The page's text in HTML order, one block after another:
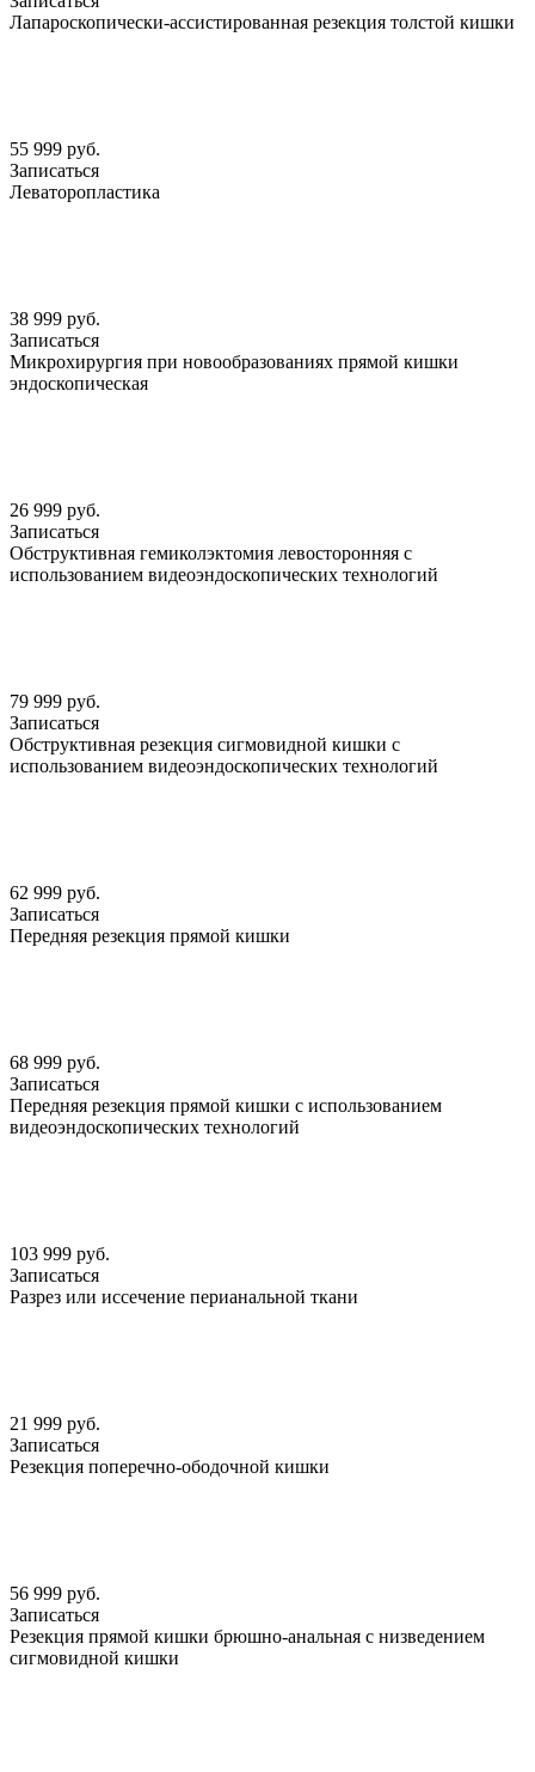
Лапароскопически-ассистированная резекция толстой кишки
55 999 руб.
Записаться
Леваторопластика
38 999 руб.
Записаться
Микрохирургия при новообразованиях прямой кишки
эндоскопическая
26 999 руб.
Записаться
Обструктивная гемиколэктомия левосторонняя с
использованием видеоэндоскопических технологий
79 999 руб.
Записаться
Обструктивная резекция сигмовидной кишки с
использованием видеоэндоскопических технологий
62 999 руб.
Записаться
Передняя резекция прямой кишки
68 999 руб.
Записаться
Передняя резекция прямой кишки с использованием
видеоэндоскопических технологий
103 999 руб.
Записаться
Разрез или иссечение перианальной ткани
21 999 руб.
Записаться
Резекция поперечно-ободочной кишки
56 999 руб.
Записаться
Резекция прямой кишки брюшно-анальная с низведением
сигмовидной кишки